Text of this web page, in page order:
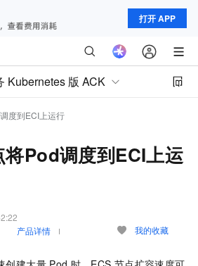
打开 APP
Kubernetes 版 ACK
度到ECI上运行
Pod调度到ECI上运
产品详情 我的收藏